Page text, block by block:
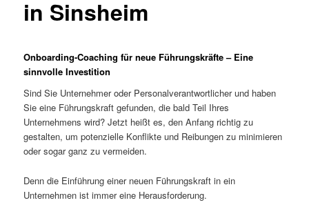
in Sinsheim
Onboarding-Coaching für neue Führungskräfte – Eine
sinnvolle Investition
Sind Sie Unternehmer oder Personalverantwortlicher und haben
Sie eine Führungskraft gefunden, die bald Teil Ihres
Unternehmens wird? Jetzt heißt es, den Anfang richtig zu
gestalten, um potenzielle Konflikte und Reibungen zu minimieren
oder sogar ganz zu vermeiden.
Denn die Einführung einer neuen Führungskraft in ein
Unternehmen ist immer eine Herausforderung.